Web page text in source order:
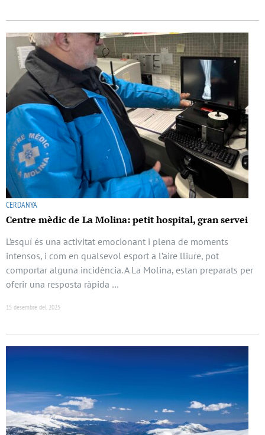
CERDANYA
Centre mèdic de La Molina: petit hospital, gran servei
L’esquí és una activitat emocionant i plena de moments
intensos, i com en qualsevol esport a l’aire lliure, pot
comportar alguna incidència. A La Molina, estan preparats per
oferir una resposta ràpida …
15 desembre del 2025